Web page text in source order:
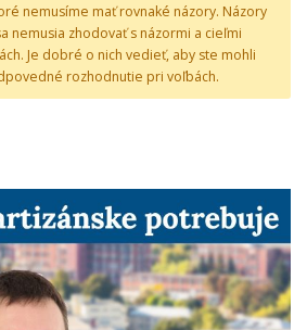
nemusíme mať rovnaké názory. Názory
nemusia zhodovať s názormi a cieľmi
Je dobré o nich vedieť, aby ste mohli
rozhodnutie pri voľbách.